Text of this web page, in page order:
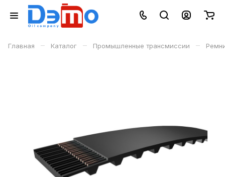
Главная – Каталог – Промышленные трансмиссии –